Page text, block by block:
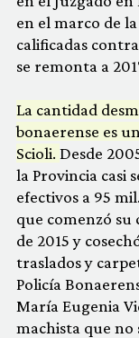
en el marco de
calificadas
se remonta a
La cantidad
bonaerense es
Scioli. Desde
la Provincia casi
efectivos a 95
que comenzó
de 2015 y
traslados y
Policía
María Eugenia
machista que no